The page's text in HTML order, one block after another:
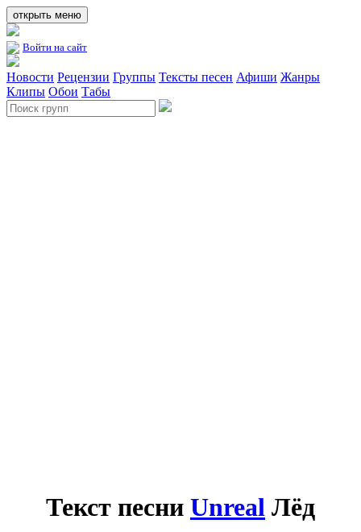
открыть меню
Войти на сайт
Новости Рецензии Группы Тексты песен Афиши Жанры
Клипы Обои Табы
Текст песни Unreal Лёд